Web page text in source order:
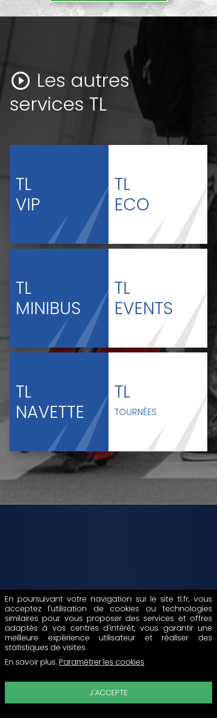
Les autres
services TL
TL
VIP
TL
ECO
TL
MINIBUS
TL
EVENTS
TL
NAVETTE
TL
TOURNÉES
4,8/5 sur 3615 avis
En poursuivant votre navigation sur le site tl.fr, vous
acceptez l'utilisation de cookies ou technologies
similaires pour vous proposer des services et offres
adaptés à vos centres d'intérêt, vous garantir une
meilleure expérience utilisateur et réaliser des
statistiques de visites.
En savoir plus. Paramétrer les cookies
J'ACCEPTE